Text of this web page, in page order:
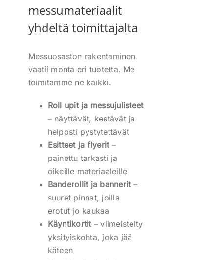
messumateriaalit
yhdeltä toimittajalta
Messuosaston rakentaminen
vaatii monta eri tuotetta. Me
toimitamme ne kaikki.
Roll upit ja messujulisteet
– näyttävät, kestävät ja
helposti pystytettävät
Esitteet ja flyerit–
painettu tarkasti ja
oikeille materiaaleille
Banderollit ja bannerit–
suuret pinnat, joilla
erotut jo kaukaa
Käyntikortit– viimeistelty
yksityiskohta, joka jää
käteen